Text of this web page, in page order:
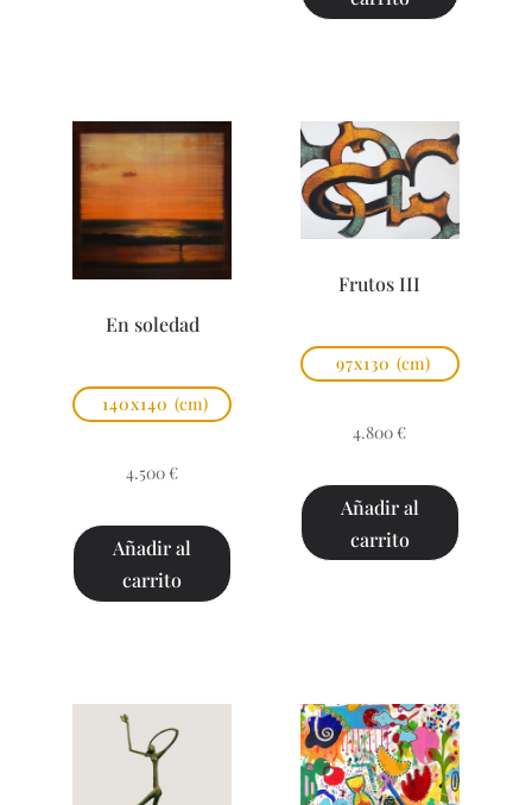
En soledad
140x140 (cm)
4.500 €
Añadir al
carrito
Frutos III
97x130 (cm)
4.800 €
Añadir al
carrito